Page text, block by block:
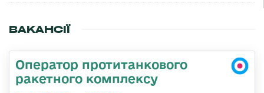
ВАКАНСІЇ
Оператор протитанкового
ракетного комплексу